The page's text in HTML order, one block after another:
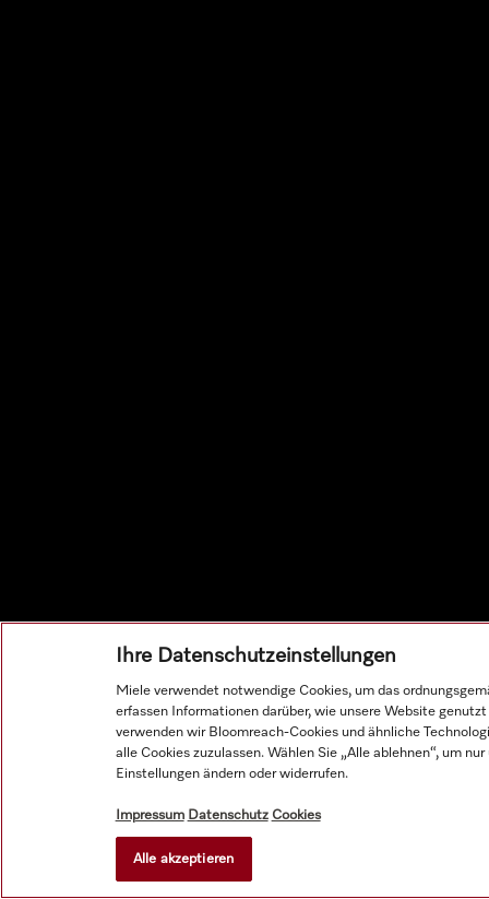
Ihre Datenschutzeinstellungen
Miele verwendet notwendige Cookies, um das
erfassen Informationen darüber, wie unsere Website
verwenden wir Bloomreach-Cookies und ähnliche
alle Cookies zuzulassen. Wählen Sie „Alle ablehnen“, um
Einstellungen ändern oder widerrufen.
Impressum Datenschutz Cookies
Alle akzeptieren